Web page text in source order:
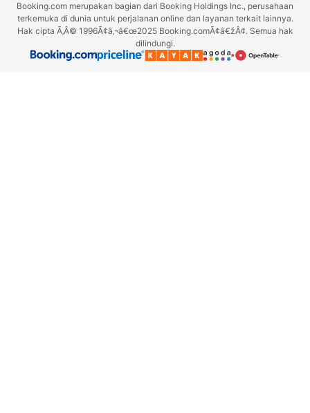
Booking.com merupakan bagian dari Booking Holdings Inc., perusahaan
terkemuka di dunia untuk perjalanan online dan layanan terkait lainnya.
Hak cipta Ã‚Â© 1996Ã¢â‚¬â€œ2025 Booking.comÃ¢â€žÂ¢. Semua hak
dilindungi.